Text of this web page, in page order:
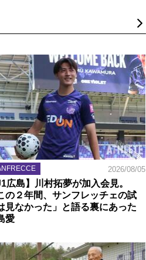
2026/08/05
広島】川村拓夢が加入会見。
の２年間、サンフレッチェの試
見なかった」と語る裏にあった
愛